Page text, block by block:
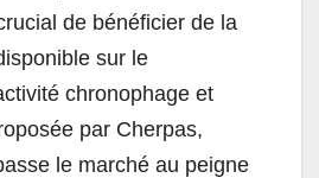
de bénéficier de la
sur le
chronophage et
par Cherpas,
le marché au peigne